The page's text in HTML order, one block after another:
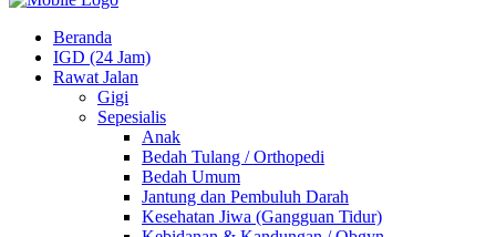
Beranda
IGD (24 Jam)
Rawat Jalan
Gigi
Sepesialis
Anak
Bedah Tulang / Orthopedi
Bedah Umum
Jantung dan Pembuluh Darah
Kesehatan Jiwa (Gangguan Tidur)